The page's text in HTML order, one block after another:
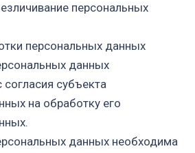
персональных
персональных данных
данных
субъекта
на обработку его
данных необходима